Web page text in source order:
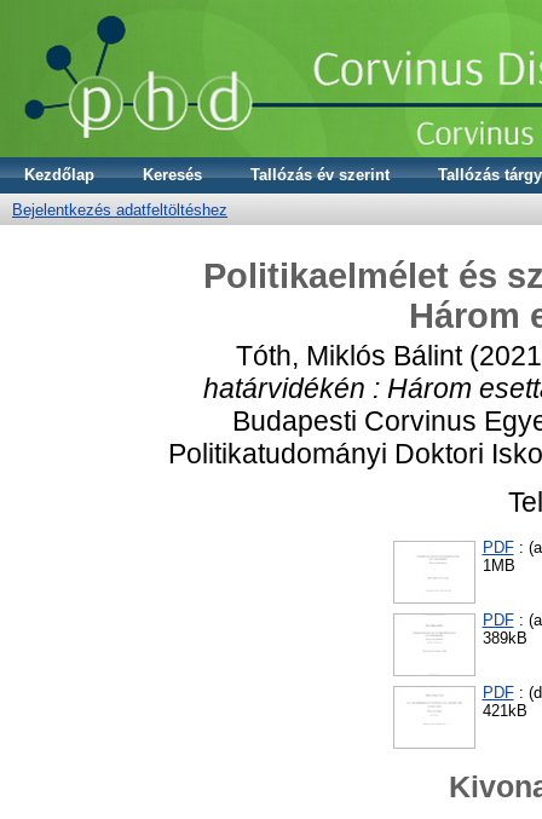
Kezdőlap Keresés Tallózás év szerint
Tallózás
Bejelentkezés adatfeltöltéshez
Politikaelmélet és
Három
Tóth, Miklós Bálint
határvidékén : Három
Budapesti Corvinus
Politikatudományi Doktori
PDF:
1MB
PDF:
389kB
PDF:
421kB